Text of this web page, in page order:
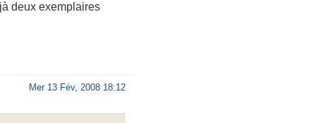
deux exemplaires
Mer 13 Fév, 2008 18:12